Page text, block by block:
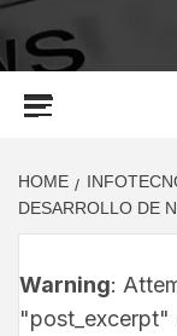
HOME
DESARROLLO DE
Warning:
"post_excerpt"